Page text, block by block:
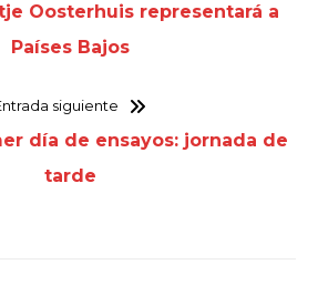
Oosterhuis representará a
Países Bajos
siguiente
día de ensayos: jornada de
tarde